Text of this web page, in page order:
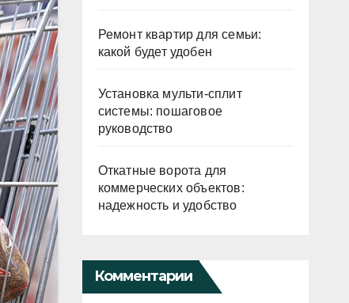
Ремонт квартир для семьи:
какой будет удобен
Установка мульти-сплит
системы: пошаговое
руководство
Откатные ворота для
коммерческих объектов:
надежность и удобство
Комментарии